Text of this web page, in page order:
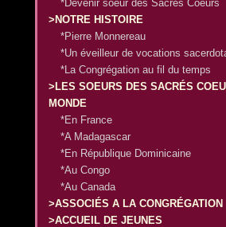
*Devenir soeur des Sacrés Coeurs
>NOTRE HISTOIRE
*Pierre Monnereau
*Un éveilleur de vocations
*La Congrégation au fil du temps
>LES SOEURS DES SACRÉS
MONDE
*En France
*A Madagascar
*En République Dominicaine
*Au Congo
*Au Canada
>ASSOCIÉS A LA CONGRÉGATION
>ACCUEIL DE JEUNES